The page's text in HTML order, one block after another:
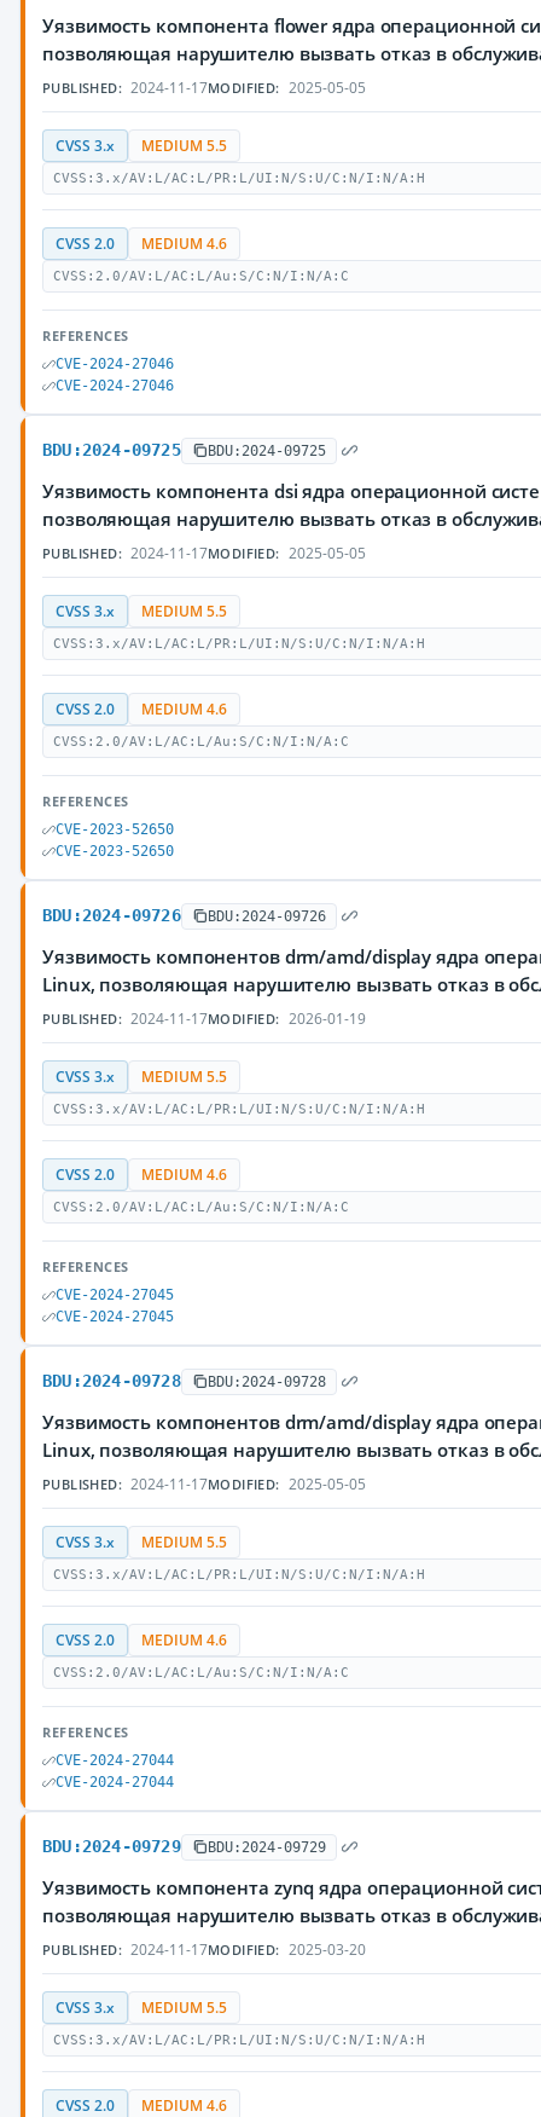
Уязвимость компонента flower ядра операционной
позволяющая нарушителю вызвать отказ в
PUBLISHED: 2024-11-17MODIFIED: 2025-05-05
CVSS 3.x MEDIUM 5.5
CVSS:3.x/AV:L/AC:L/PR:L/UI:N/S:U/C:N/I:N/A:H
CVSS 2.0 MEDIUM 4.6
CVSS:2.0/AV:L/AC:L/Au:S/C:N/I:N/A:C
REFERENCES
CVE-2024-27046
CVE-2024-27046
BDU:2024-09725 BDU:2024-09725
Уязвимость компонента dsi ядра операционной
позволяющая нарушителю вызвать отказ в
PUBLISHED: 2024-11-17MODIFIED: 2025-05-05
CVSS 3.x MEDIUM 5.5
CVSS:3.x/AV:L/AC:L/PR:L/UI:N/S:U/C:N/I:N/A:H
CVSS 2.0 MEDIUM 4.6
CVSS:2.0/AV:L/AC:L/Au:S/C:N/I:N/A:C
REFERENCES
CVE-2023-52650
CVE-2023-52650
BDU:2024-09726 BDU:2024-09726
Уязвимость компонентов drm/amd/display ядра
Linux, позволяющая нарушителю вызвать отказ в
PUBLISHED: 2024-11-17MODIFIED: 2026-01-19
CVSS 3.x MEDIUM 5.5
CVSS:3.x/AV:L/AC:L/PR:L/UI:N/S:U/C:N/I:N/A:H
CVSS 2.0 MEDIUM 4.6
CVSS:2.0/AV:L/AC:L/Au:S/C:N/I:N/A:C
REFERENCES
CVE-2024-27045
CVE-2024-27045
BDU:2024-09728 BDU:2024-09728
Уязвимость компонентов drm/amd/display ядра
Linux, позволяющая нарушителю вызвать отказ в
PUBLISHED: 2024-11-17MODIFIED: 2025-05-05
CVSS 3.x MEDIUM 5.5
CVSS:3.x/AV:L/AC:L/PR:L/UI:N/S:U/C:N/I:N/A:H
CVSS 2.0 MEDIUM 4.6
CVSS:2.0/AV:L/AC:L/Au:S/C:N/I:N/A:C
REFERENCES
CVE-2024-27044
CVE-2024-27044
BDU:2024-09729 BDU:2024-09729
Уязвимость компонента zynq ядра операционной
позволяющая нарушителю вызвать отказ в
PUBLISHED: 2024-11-17MODIFIED: 2025-03-20
CVSS 3.x MEDIUM 5.5
CVSS:3.x/AV:L/AC:L/PR:L/UI:N/S:U/C:N/I:N/A:H
CVSS 2.0 MEDIUM 4.6